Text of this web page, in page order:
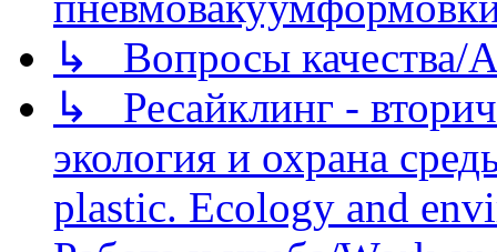
↳ Вопросы качества/
↳ Ресайклинг -
экология и охрана
plastic. Ecology and